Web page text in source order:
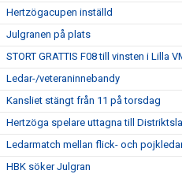
Hertzögacupen inställd
Julgranen på plats
STORT GRATTIS F08 till vinsten i Lilla
Ledar-/veteraninnebandy
Kansliet stängt från 11 på torsdag
Hertzöga spelare uttagna till
Ledarmatch mellan flick- och
HBK söker Julgran